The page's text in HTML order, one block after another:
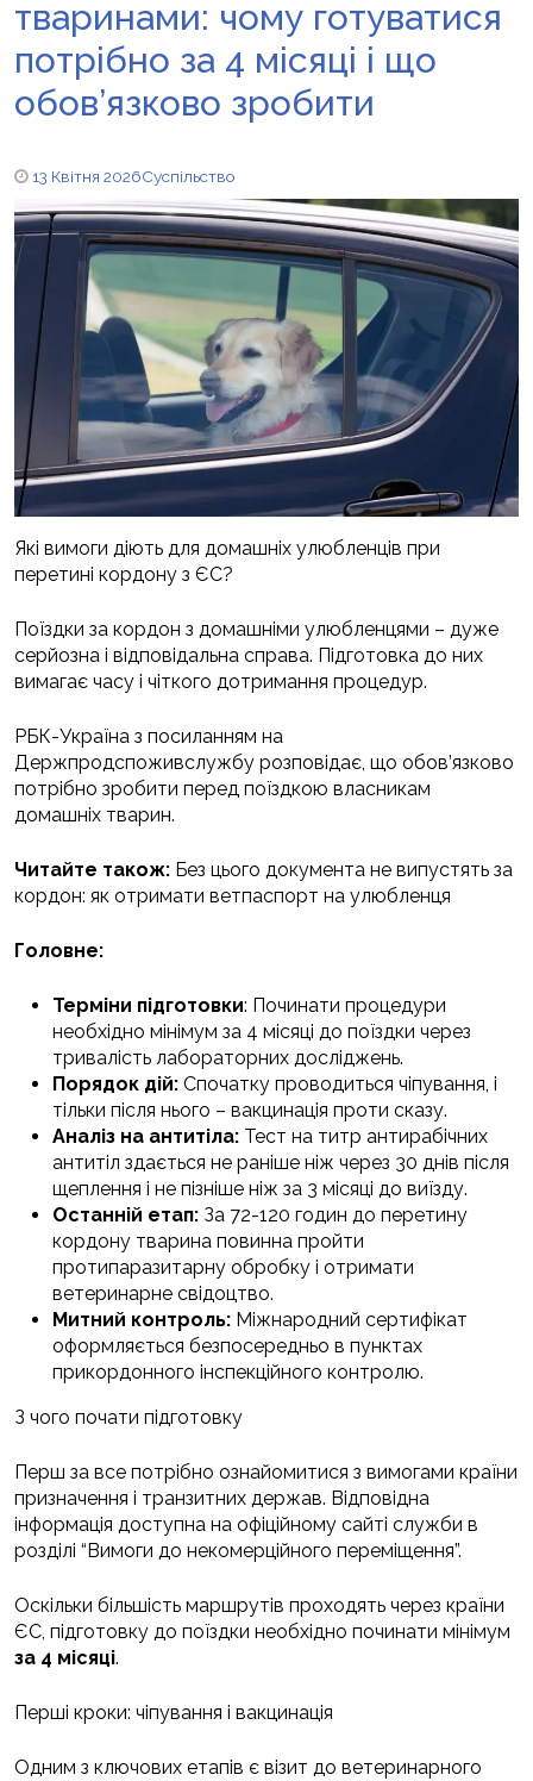
тваринами: чому готуватися
потрібно за 4 місяці і що
обов’язково зробити
13 Квітня 2026Суспільство
Які вимоги діють для домашніх улюбленців при
перетині кордону з ЄС?
Поїздки за кордон з домашніми улюбленцями – дуже
серйозна і відповідальна справа. Підготовка до них
вимагає часу і чіткого дотримання процедур.
РБК-Україна з посиланням на
Держпродспоживслужбу розповідає, що обов’язково
потрібно зробити перед поїздкою власникам
домашніх тварин.
Читайте також: Без цього документа не випустять за
кордон: як отримати ветпаспорт на улюбленця
Головне:
Терміни підготовки: Починати процедури
необхідно мінімум за 4 місяці до поїздки через
тривалість лабораторних досліджень.
Порядок дій: Спочатку проводиться чіпування, і
тільки після нього – вакцинація проти сказу.
Аналіз на антитіла: Тест на титр антирабічних
антитіл здається не раніше ніж через 30 днів після
щеплення і не пізніше ніж за 3 місяці до виїзду.
Останній етап: За 72-120 годин до перетину
кордону тварина повинна пройти
протипаразитарну обробку і отримати
ветеринарне свідоцтво.
Митний контроль: Міжнародний сертифікат
оформляється безпосередньо в пунктах
прикордонного інспекційного контролю.
З чого почати підготовку
Перш за все потрібно ознайомитися з вимогами країни
призначення і транзитних держав. Відповідна
інформація доступна на офіційному сайті служби в
розділі “Вимоги до некомерційного переміщення”.
Оскільки більшість маршрутів проходять через країни
ЄС, підготовку до поїздки необхідно починати мінімум
за 4 місяці.
Перші кроки: чіпування і вакцинація
Одним з ключових етапів є візит до ветеринарного